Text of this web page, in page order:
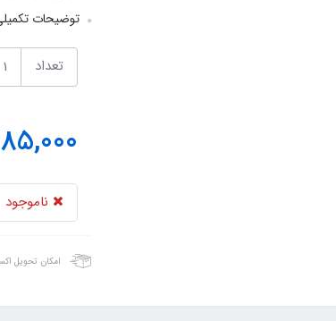
توضیحات
تعداد
ناموجود
امکان تحویل